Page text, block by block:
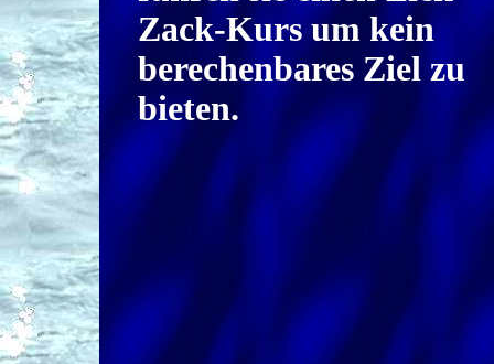
Zack-Kurs um kein
berechenbares Ziel zu
bieten.